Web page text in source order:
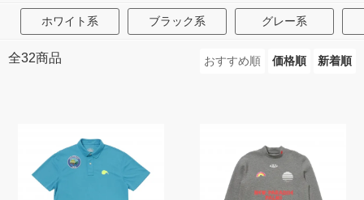
ホワイト系 ブラック系 グレー系
全32商品 おすすめ順 価格順 新着順